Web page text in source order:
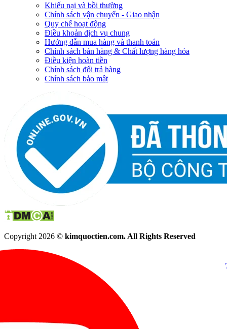
Khiếu nại và bồi thường
Chính sách vận chuyển - Giao nhận
Quy chế hoạt động
Điều khoản dịch vụ chung
Hướng dẫn mua hàng và thanh toán
Chính sách bán hàng & Chất lượng hàng hóa
Điều kiện hoàn tiền
Chính sách đổi trả hàng
Chính sách bảo mật
Copyright 2026 © kimquoctien.com. All Rights Reserved
(8h00 - 21h30)
(8h00 -